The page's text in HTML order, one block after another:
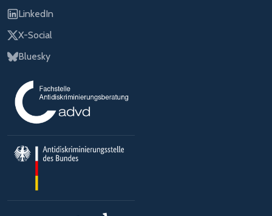
LinkedIn
X-Social
Bluesky